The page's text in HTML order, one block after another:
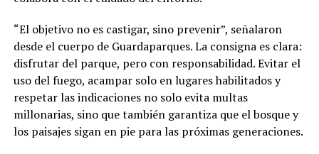
“El objetivo no es castigar, sino prevenir”, señalaron
desde el cuerpo de Guardaparques. La consigna es clara:
disfrutar del parque, pero con responsabilidad. Evitar el
uso del fuego, acampar solo en lugares habilitados y
respetar las indicaciones no solo evita multas
millonarias, sino que también garantiza que el bosque y
los paisajes sigan en pie para las próximas generaciones.